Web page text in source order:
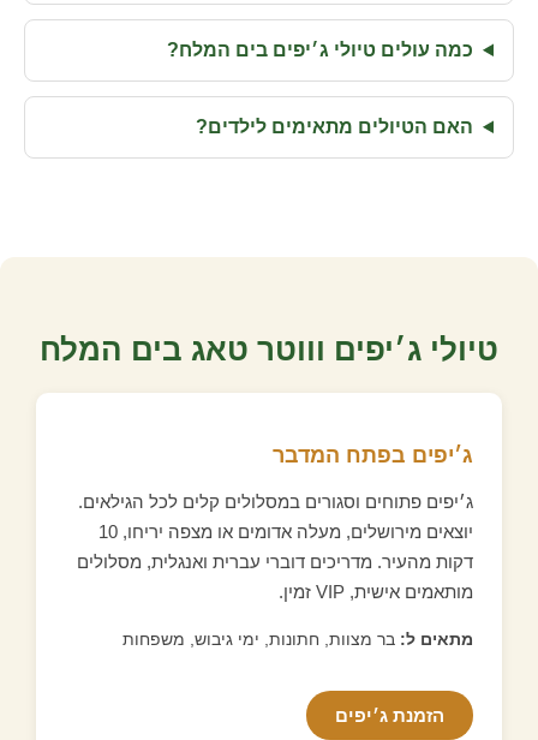
כמה עולים טיולי ג׳יפים בים המלח?
האם הטיולים מתאימים לילדים?
טיולי ג׳יפים וווטר טאג בים המלח
ג׳יפים בפתח המדבר
ג׳יפים פתוחים וסגורים במסלולים קלים לכל הגילאים.
יוצאים מירושלים, מעלה אדומים או מצפה יריחו, 10
דקות מהעיר. מדריכים דוברי עברית ואנגלית, מסלולים
מותאמים אישית, VIP זמין.
מתאים ל: בר מצוות, חתונות, ימי גיבוש, משפחות
הזמנת ג׳יפים